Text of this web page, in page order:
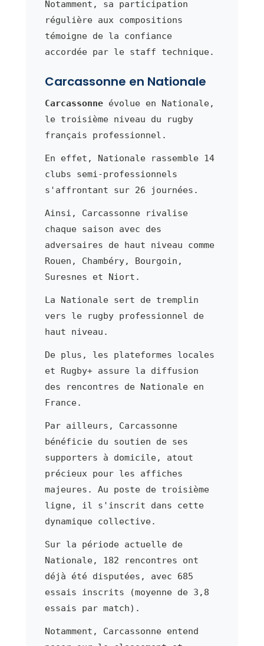
Notamment, sa participation
régulière aux compositions
témoigne de la confiance
accordée par le staff technique.
Carcassonne en Nationale
Carcassonneévolue en Nationale,
le troisième niveau du rugby
français professionnel.
En effet, Nationale rassemble 14
clubs semi-professionnels
s'affrontant sur 26 journées.
Ainsi, Carcassonne rivalise
chaque saison avec des
adversaires de haut niveau comme
Rouen, Chambéry, Bourgoin,
Suresnes et Niort.
La Nationale sert de tremplin
vers le rugby professionnel de
haut niveau.
De plus, les plateformes locales
et Rugby+ assure la diffusion
des rencontres de Nationale en
France.
Par ailleurs, Carcassonne
bénéficie du soutien de ses
supporters à domicile, atout
précieux pour les affiches
majeures. Au poste de troisième
ligne, il s'inscrit dans cette
dynamique collective.
Sur la période actuelle de
Nationale, 182 rencontres ont
déjà été disputées, avec 685
essais inscrits (moyenne de 3,8
essais par match).
Notamment, Carcassonne entend